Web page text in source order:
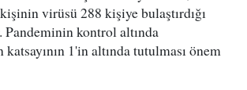
virüsü 288 kişiye bulaştırdığı
Pandeminin kontrol altında
1'in altında tutulması önem